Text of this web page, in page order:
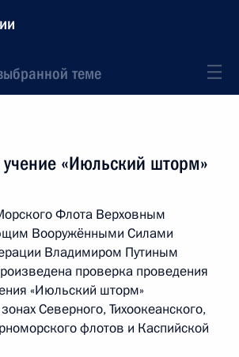
теме
«Июльский шторм»
Флота Верховным
Вооружёнными Силами
Владимиром Путиным
проверка проведения
«Июльский шторм»
Северного, Тихоокеанского,
флотов и Каспийской